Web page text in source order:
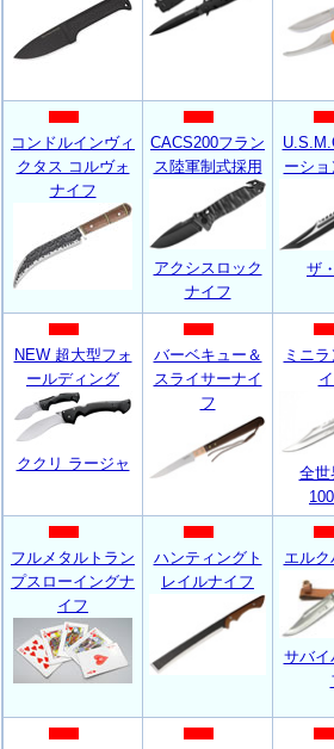
コンドルインヴィ
クタス コルヴォ
ナイフ
CACS200フラン
ス陸軍制式採用
アクシスロック
ナイフ
ーシ
ザ
NEW 超大型フォ
ールディング
ククリ ラージャ
バーベキュー＆
スライサーナイ
フ
ミニ
全世
フルメタルトラン
プスローイングナ
イフ
ハンティングト
レイルナイフ
エル
サバイ